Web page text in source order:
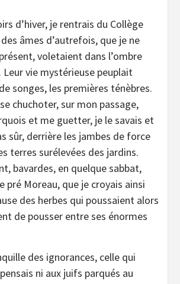
d’hiver, je rentrais du Collège
âmes d’autrefois, que je ne
voletaient dans l’ombre
vie mystérieuse peuplait
songes, les premières ténèbres.
chuchoter, sur mon passage,
et me guetter, je le savais et
sûr, derrière les jambes de force
terres surélevées des jardins.
bavardes, en quelque sabbat,
pré Moreau, que je croyais ainsi
des herbes qui poussaient alors
de pousser entre ses énormes
des ignorances, celle qui
ni aux juifs parqués au